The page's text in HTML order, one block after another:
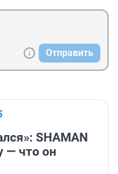
Отправить
SHAMAN
— что он